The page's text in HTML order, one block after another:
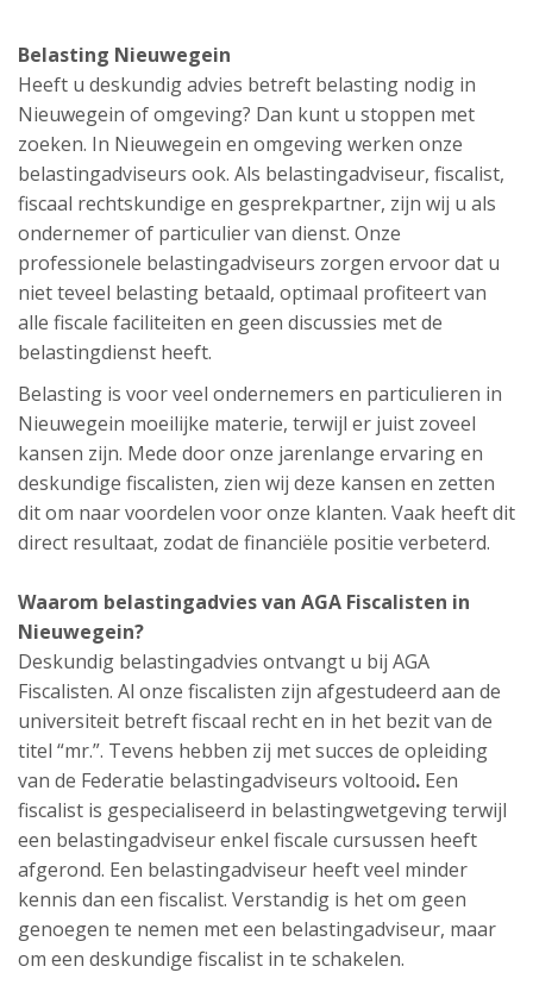
Belasting Nieuwegein
Heeft u deskundig advies betreft belasting nodig in
Nieuwegein of omgeving? Dan kunt u stoppen met
zoeken. In Nieuwegein en omgeving werken onze
belastingadviseurs ook. Als belastingadviseur, fiscalist,
fiscaal rechtskundige en gesprekpartner, zijn wij u als
ondernemer of particulier van dienst. Onze
professionele belastingadviseurs zorgen ervoor dat u
niet teveel belasting betaald, optimaal profiteert van
alle fiscale faciliteiten en geen discussies met de
belastingdienst heeft.
Belasting is voor veel ondernemers en particulieren in
Nieuwegein moeilijke materie, terwijl er juist zoveel
kansen zijn. Mede door onze jarenlange ervaring en
deskundige fiscalisten, zien wij deze kansen en zetten
dit om naar voordelen voor onze klanten. Vaak heeft dit
direct resultaat, zodat de financiële positie verbeterd.
Waarom belastingadvies van AGA Fiscalisten in
Nieuwegein?
Deskundig belastingadvies ontvangt u bij AGA
Fiscalisten. Al onze fiscalisten zijn afgestudeerd aan de
universiteit betreft fiscaal recht en in het bezit van de
titel “mr.”. Tevens hebben zij met succes de opleiding
van de Federatie belastingadviseurs voltooid. Een
fiscalist is gespecialiseerd in belastingwetgeving terwijl
een belastingadviseur enkel fiscale cursussen heeft
afgerond. Een belastingadviseur heeft veel minder
kennis dan een fiscalist. Verstandig is het om geen
genoegen te nemen met een belastingadviseur, maar
om een deskundige fiscalist in te schakelen.